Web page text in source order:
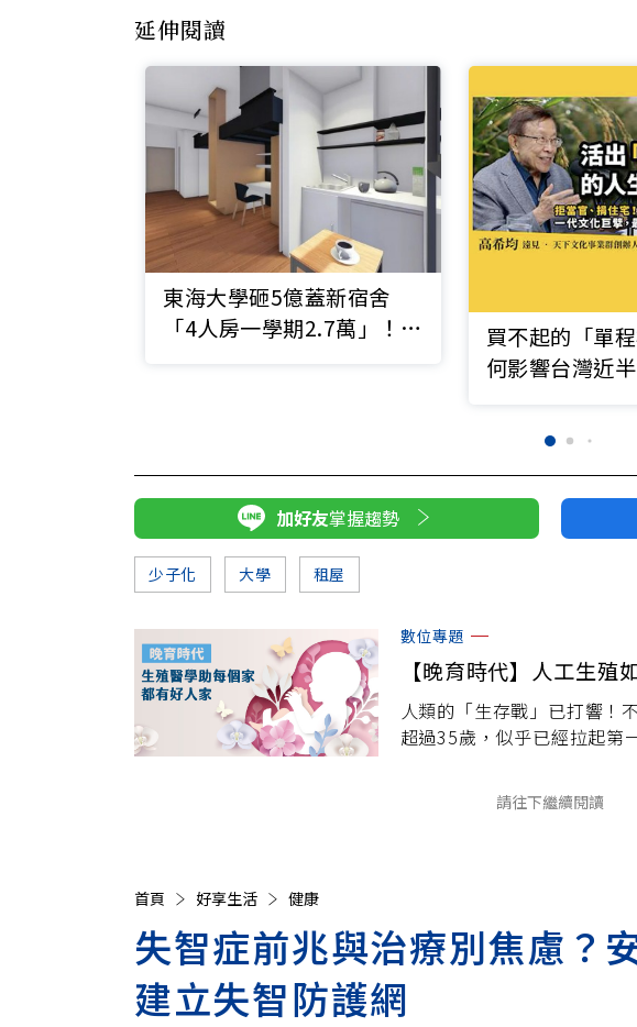
延伸閱讀
東海大學砸5億蓋新宿舍
「4人房一學期2.7萬」！學
買不起的「單
何影響台灣近
加好友掌握趨勢
少子化 大學 租屋
數位專題
【晚育時代】人工生殖
人類的「生存戰」已打響！
超過35歲，似乎已經拉起第
治療以解決每對不孕夫妻的
請往下繼續閱讀
首頁 好享生活 健康
失智症前兆與治療別焦慮？
建立失智防護網